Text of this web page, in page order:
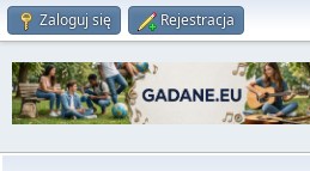
Zaloguj się Rejestracja